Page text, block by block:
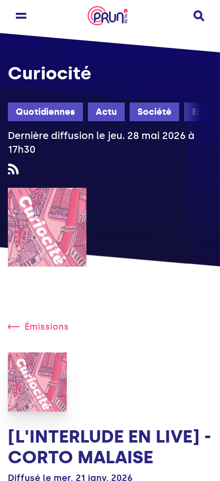
Quotidiennes Actu Société
Curiocité
Dernière diffusion le jeu. 28 mai 2026 à
17h30
Émissions
[L'INTERLUDE EN LIVE] -
CORTO MALAISE
Diffusé le mer. 21 janv. 2026